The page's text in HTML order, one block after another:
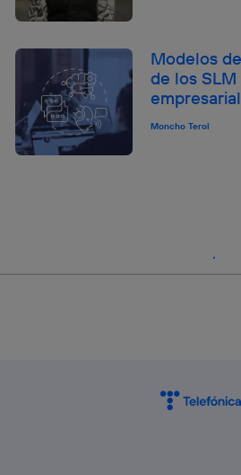
Modelos
de los
empresarial
Moncho Terol